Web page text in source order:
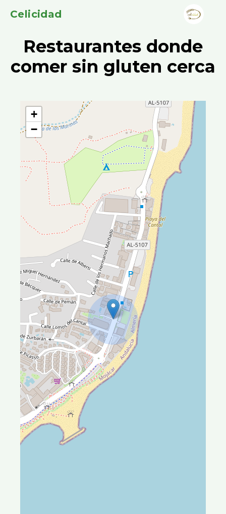
Celicidad
Restaurantes donde
comer sin gluten cerca
+
−